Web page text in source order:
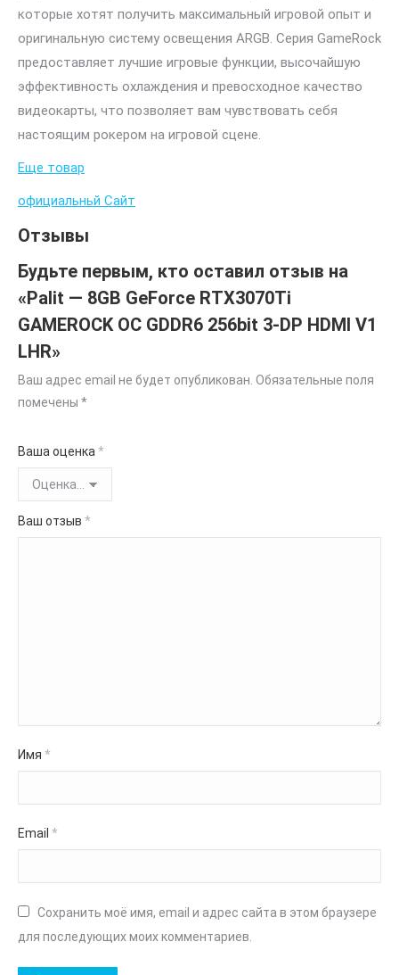
которые хотят получить максимальный игровой опыт и
оригинальную систему освещения ARGB. Серия GameRock
предоставляет лучшие игровые функции, высочайшую
эффективность охлаждения и превосходное качество
видеокарты, что позволяет вам чувствовать себя
настоящим рокером на игровой сцене.
Еще товар
официальньй Сайт
Отзывы
Будьте первым, кто оставил отзыв на
«Palit — 8GB GeForce RTX3070Ti
GAMEROCK OC GDDR6 256bit 3-DP HDMI V1
LHR»
Ваш адрес email не будет опубликован. Обязательные поля
помечены *
Ваша оценка *
Ваш отзыв *
Имя *
Email *
Сохранить моё имя, email и адрес сайта в этом браузере
для последующих моих комментариев.